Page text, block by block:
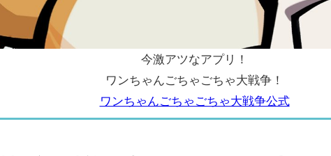
今激アツなアプリ！
ワンちゃんごちゃごちゃ大戦争！
ワンちゃんごちゃごちゃ大戦争公式